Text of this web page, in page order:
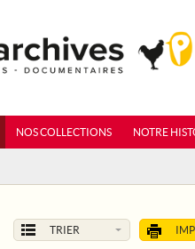
NOS COLLECTIONS NOTRE
TRIER